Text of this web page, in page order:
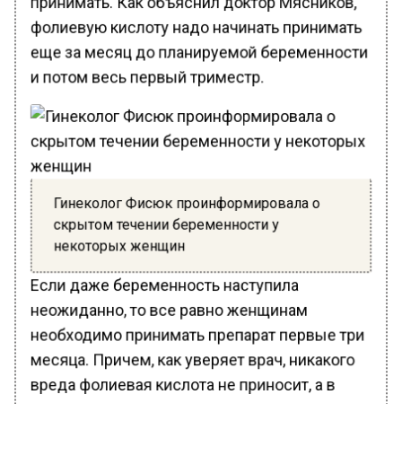
фолиевую кислоту надо начинать принимать
еще за месяц до планируемой беременности
и потом весь первый триместр.
Гинеколог Фисюк проинформировала о
скрытом течении беременности у
некоторых женщин
Если даже беременность наступила
неожиданно, то все равно женщинам
необходимо принимать препарат первые три
месяца. Причем, как уверяет врач, никакого
вреда фолиевая кислота не приносит, а в